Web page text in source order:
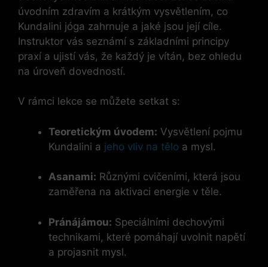
úvodním zdravím a krátkým vysvětlením, co
Kundalini jóga zahrnuje a jaké jsou její cíle.
Instruktor vás seznámí s základními principy
praxí a ujistí vás, že každý je vítán, bez ohledu
na úroveň dovedností.
V rámci lekce se můžete setkat s:
Teoretickým úvodem: Vysvětlení pojmu
Kundalini a jeho vliv na tělo a mysl.
Asanami: Různými cvičeními, která jsou
zaměřena na aktivaci energie v těle.
Pránájámou: Speciálními dechovými
technikami, které pomáhají uvolnit napětí
a projasnit mysl.